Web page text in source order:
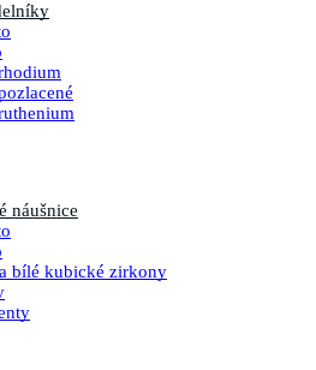
náušnice
bílé kubické zirkony